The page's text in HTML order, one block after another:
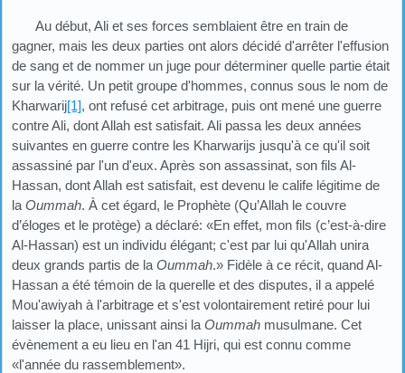
Au début, Ali et ses forces semblaient être en train de
gagner, mais les deux parties ont alors décidé d'arrêter l'effusion
de sang et de nommer un juge pour déterminer quelle partie était
sur la vérité. Un petit groupe d'hommes, connus sous le nom de
Kharwarij[1], ont refusé cet arbitrage, puis ont mené une guerre
contre Ali, dont Allah est satisfait. Ali passa les deux années
suivantes en guerre contre les Kharwarijs jusqu'à ce qu'il soit
assassiné par l'un d'eux. Après son assassinat, son fils Al-
Hassan, dont Allah est satisfait, est devenu le calife légitime de
la Oummah. À cet égard, le Prophète (Qu’Allah le couvre
d’éloges et le protège) a déclaré: «En effet, mon fils (c’est-à-dire
Al-Hassan) est un individu élégant; c'est par lui qu'Allah unira
deux grands partis de la Oummah.» Fidèle à ce récit, quand Al-
Hassan a été témoin de la querelle et des disputes, il a appelé
Mou'awiyah à l'arbitrage et s'est volontairement retiré pour lui
laisser la place, unissant ainsi la Oummah musulmane. Cet
évènement a eu lieu en l'an 41 Hijri, qui est connu comme
«l'année du rassemblement».